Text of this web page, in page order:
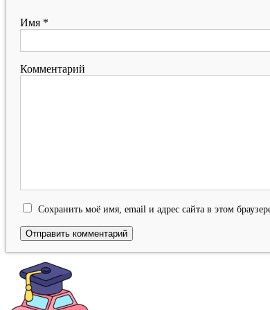
Имя *
Комментарий
Сохранить моё имя, email и адрес сайта в этом